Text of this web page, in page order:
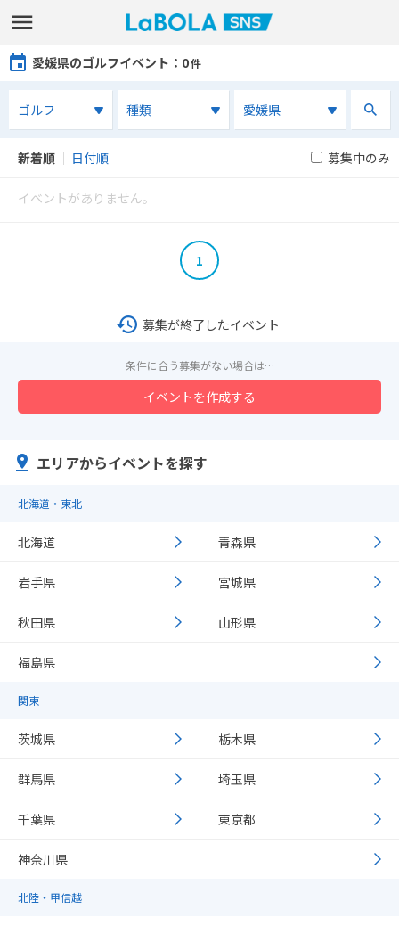
愛媛県のゴルフイベント ：0件
新着順 ｜ 日付順 募集中のみ
イベントがありません。
1
募集が終了したイベント
条件に合う募集がない場合は…
イベントを作成する
エリアからイベントを探す
北海道・東北
北海道 青森県
岩手県 宮城県
秋田県 山形県
福島県
関東
茨城県 栃木県
群馬県 埼玉県
千葉県 東京都
神奈川県
北陸・甲信越